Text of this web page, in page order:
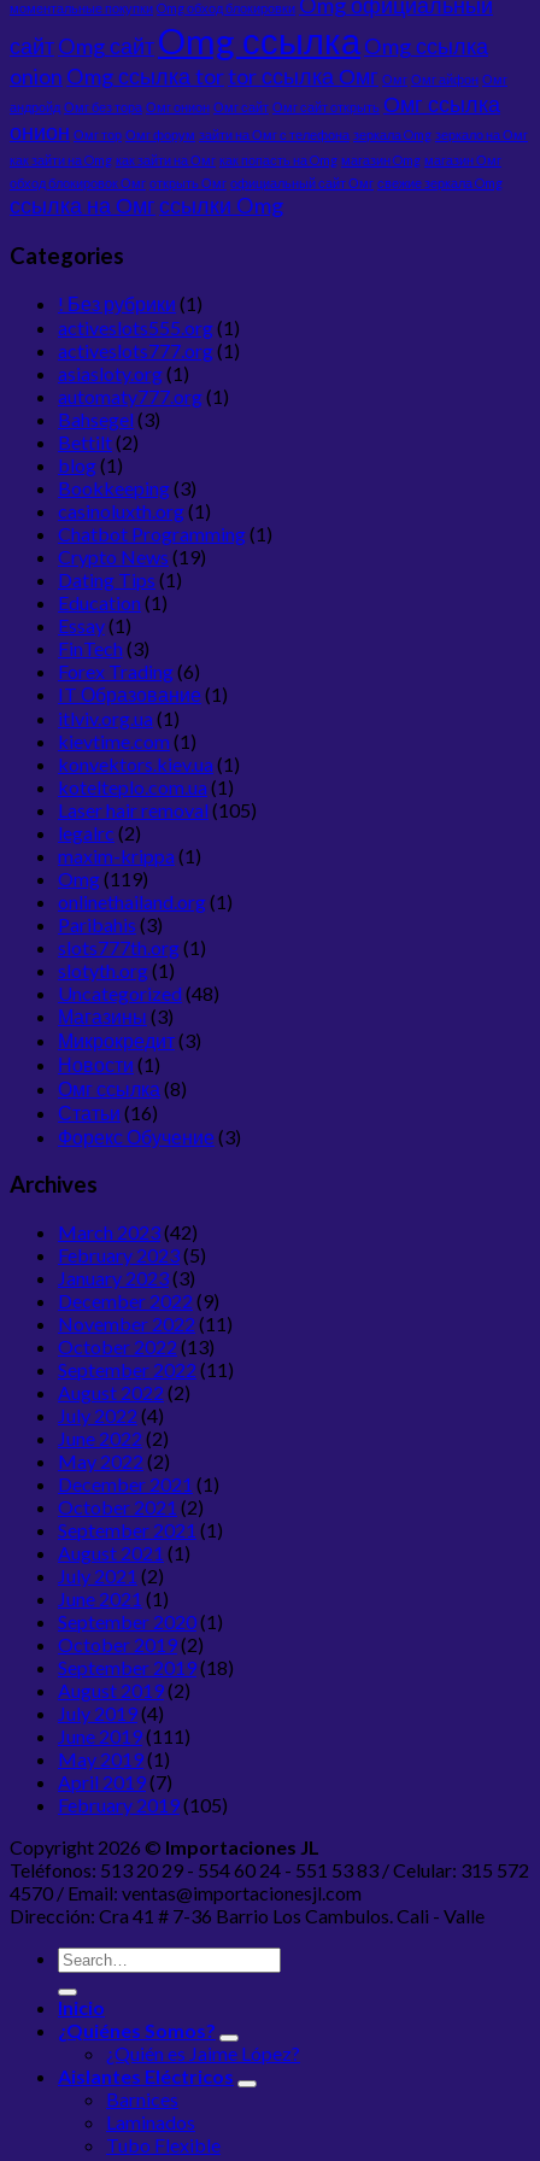
моментальные покупки Omg обход блокировки
сайтOmg сайтOmg ссылкаOmg ссылка
onion Omg ссылка tortor ссылка Омг Омг Омг айфон Омг
андройд Омг без тора Омг онион Омг сайт Омг сайт открыть Омг ссылка
онион Омг тор Омг форум зайти на Омг с телефона зеркала Omg зеркало на Омг
как зайти на Omg как зайти на Омг как попасть на Omg магазин Omg магазин Омг
обход блокировок Омг открыть Омг официальный сайт Омг свежие зеркала Omg
ссылка на Омгссылки Omg
Categories
! Без рубрики (1)
activeslots555.org(1)
activeslots777.org(1)
asiasloty.org(1)
automaty777.org(1)
Bahsegel (3)
Bettilt(2)
blog(1)
Bookkeeping(3)
casinoluxth.org(1)
Chatbot Programming(1)
Crypto News (19)
Dating Tips (1)
Education (1)
Essay(1)
FinTech (3)
Forex Trading(6)
IT Образование (1)
itlviv.org.ua (1)
kievtime.com (1)
konvektors.kiev.ua (1)
kotelteplo.com.ua (1)
Laser hair removal (105)
legalrc (2)
maxim-krippa (1)
Omg(119)
onlinethailand.org(1)
Paribahis (3)
slots777th.org(1)
slotyth.org(1)
Uncategorized (48)
Магазины (3)
Микрокредит(3)
Новости (1)
Омг ссылка (8)
Статьи (16)
Форекс Обучение (3)
Archives
March 2023(42)
February 2023(5)
January 2023(3)
December 2022 (9)
November 2022 (11)
October 2022 (13)
September 2022 (11)
August 2022 (2)
July 2022 (4)
June 2022 (2)
May 2022 (2)
December 2021 (1)
October 2021 (2)
September 2021 (1)
August 2021 (1)
July 2021 (2)
June 2021 (1)
September 2020(1)
October 2019(2)
September 2019(18)
August 2019(2)
July 2019(4)
June 2019(111)
May 2019(1)
April 2019(7)
February 2019(105)
Copyright 2026 © Importaciones JL
Teléfonos: 513 20 29 - 554 60 24 - 551 53 83 / Celular: 315 572
4570 / Email: ventas@importacionesjl.com
Dirección: Cra 41 # 7-36 Barrio Los Cambulos. Cali - Valle
Inicio
¿Quiénes Somos?
¿Quién es Jaime López?
Aislantes Eléctricos
Barnices
Laminados
Tubo Flexible